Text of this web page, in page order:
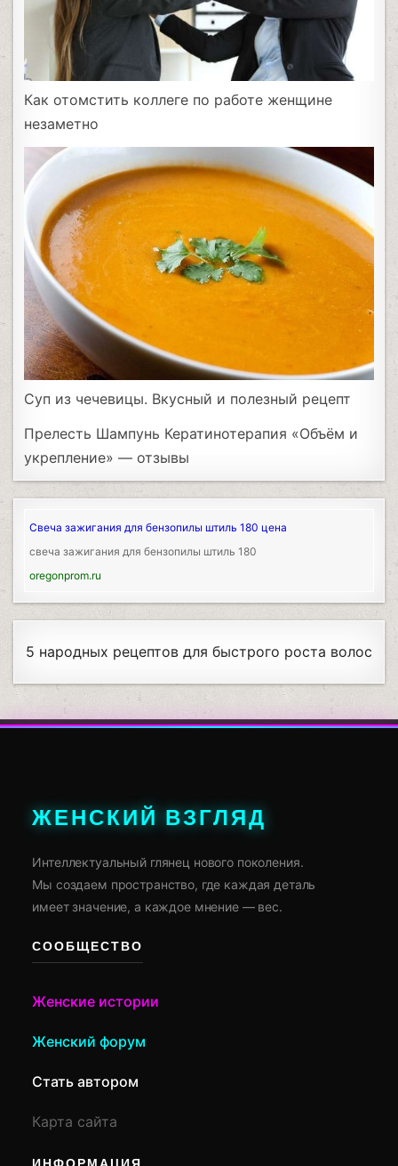
Как отомстить коллеге по работе женщине
незаметно
Суп из чечевицы. Вкусный и полезный рецепт
Прелесть Шампунь Кератинотерапия «Объём и
укрепление» — отзывы
Свеча зажигания для бензопилы штиль 180 цена
свеча зажигания для бензопилы штиль 180
oregonprom.ru
5 народных рецептов для быстрого роста волос
ЖЕНСКИЙ ВЗГЛЯД
Интеллектуальный глянец нового поколения.
Мы создаем пространство, где каждая деталь
имеет значение, а каждое мнение — вес.
СООБЩЕСТВО
Женские истории
Женский форум
Стать автором
Карта сайта